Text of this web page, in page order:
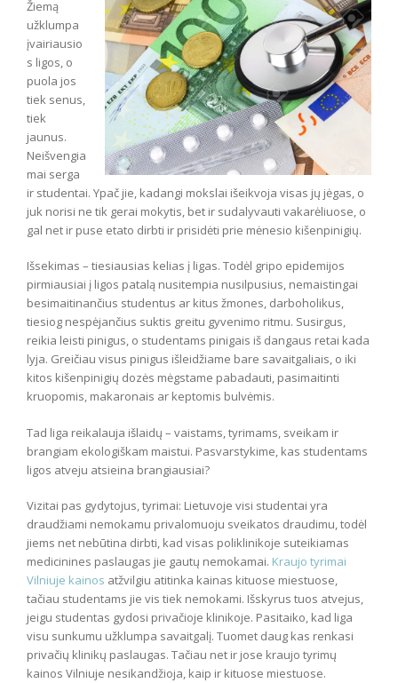
Žiemą
užklumpa
įvairiausio
s ligos, o
puola jos
tiek senus,
tiek
jaunus.
Neišvengia
mai serga
ir studentai. Ypač jie, kadangi mokslai išeikvoja visas jų jėgas, o
juk norisi ne tik gerai mokytis, bet ir sudalyvauti vakarėliuose, o
gal net ir puse etato dirbti ir prisidėti prie mėnesio kišenpinigių.
Išsekimas – tiesiausias kelias į ligas. Todėl gripo epidemijos
pirmiausiai į ligos patalą nusitempia nusilpusius, nemaistingai
besimaitinančius studentus ar kitus žmones, darboholikus,
tiesiog nespėjančius suktis greitu gyvenimo ritmu. Susirgus,
reikia leisti pinigus, o studentams pinigais iš dangaus retai kada
lyja. Greičiau visus pinigus išleidžiame bare savaitgaliais, o iki
kitos kišenpinigių dozės mėgstame pabadauti, pasimaitinti
kruopomis, makaronais ar keptomis bulvėmis.
Tad liga reikalauja išlaidų – vaistams, tyrimams, sveikam ir
brangiam ekologiškam maistui. Pasvarstykime, kas studentams
ligos atveju atsieina brangiausiai?
Vizitai pas gydytojus, tyrimai: Lietuvoje visi studentai yra
draudžiami nemokamu privalomuoju sveikatos draudimu, todėl
jiems net nebūtina dirbti, kad visas poliklinikoje suteikiamas
medicinines paslaugas jie gautų nemokamai. Kraujo tyrimai
Vilniuje kainos atžvilgiu atitinka kainas kituose miestuose,
tačiau studentams jie vis tiek nemokami. Išskyrus tuos atvejus,
jeigu studentas gydosi privačioje klinikoje. Pasitaiko, kad liga
visu sunkumu užklumpa savaitgalį. Tuomet daug kas renkasi
privačių klinikų paslaugas. Tačiau net ir jose kraujo tyrimų
kainos Vilniuje nesikandžioja, kaip ir kituose miestuose.